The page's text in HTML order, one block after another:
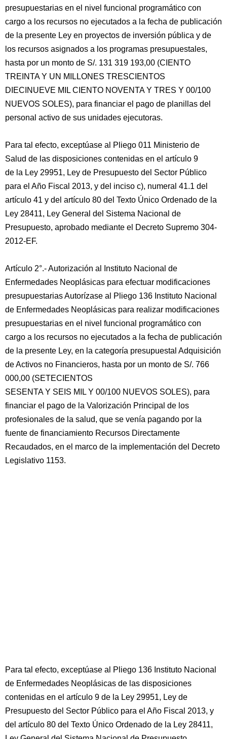
presupuestarias en el nivel funcional programático con
cargo a los recursos no ejecutados a la fecha de publicación
de la presente Ley en proyectos de inversión pública y de
los recursos asignados a los programas presupuestales,
hasta por un monto de S/. 131 319 193,00 (CIENTO
TREINTA Y UN MILLONES TRESCIENTOS
DIECINUEVE MIL CIENTO NOVENTA Y TRES Y 00/100
NUEVOS SOLES), para financiar el pago de planillas del
personal activo de sus unidades ejecutoras.
Para tal efecto, exceptúase al Pliego 011 Ministerio de
Salud de las disposiciones contenidas en el artículo 9
de la Ley 29951, Ley de Presupuesto del Sector Público
para el Año Fiscal 2013, y del inciso c), numeral 41.1 del
artículo 41 y del artículo 80 del Texto Único Ordenado de la
Ley 28411, Ley General del Sistema Nacional de
Presupuesto, aprobado mediante el Decreto Supremo 304-
2012-EF.
Artículo 2°.- Autorización al Instituto Nacional de
Enfermedades Neoplásicas para efectuar modificaciones
presupuestarias Autorízase al Pliego 136 Instituto Nacional
de Enfermedades Neoplásicas para realizar modificaciones
presupuestarias en el nivel funcional programático con
cargo a los recursos no ejecutados a la fecha de publicación
de la presente Ley, en la categoría presupuestal Adquisición
de Activos no Financieros, hasta por un monto de S/. 766
000,00 (SETECIENTOS
SESENTA Y SEIS MIL Y 00/100 NUEVOS SOLES), para
financiar el pago de la Valorización Principal de los
profesionales de la salud, que se venía pagando por la
fuente de financiamiento Recursos Directamente
Recaudados, en el marco de la implementación del Decreto
Legislativo 1153.
Para tal efecto, exceptúase al Pliego 136 Instituto Nacional
de Enfermedades Neoplásicas de las disposiciones
contenidas en el artículo 9 de la Ley 29951, Ley de
Presupuesto del Sector Público para el Año Fiscal 2013, y
del artículo 80 del Texto Único Ordenado de la Ley 28411,